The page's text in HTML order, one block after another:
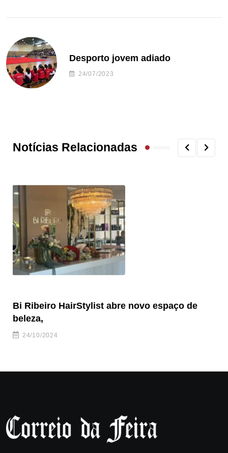
Desporto jovem adiado
24/07/2023
Notícias Relacionadas
Bi Ribeiro HairStylist abre novo espaço de
beleza,
24/10/2024